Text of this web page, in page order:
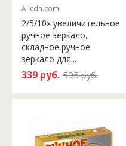
Alicdn.com
2/5/10x увеличительное
ручное зеркало,
складное ручное
зеркало для...
339 руб. 595 руб.